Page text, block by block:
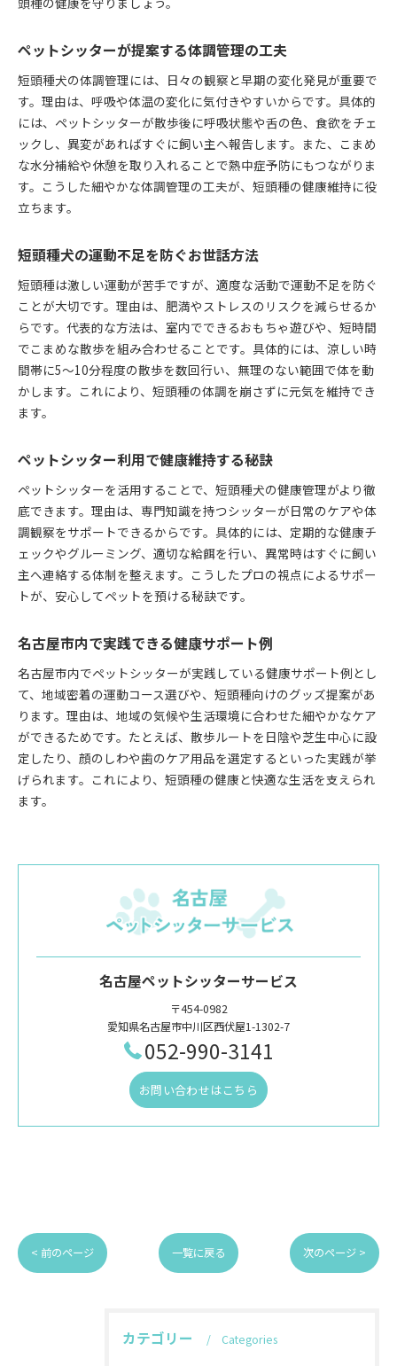
ペットシッターが提案する体調管理の工夫
短頭種犬の体調管理には、日々の観察と早期の変化発見が重要で
す。理由は、呼吸や体温の変化に気付きやすいからです。具体的
には、ペットシッターが散歩後に呼吸状態や舌の色、食欲をチェ
ックし、異変があればすぐに飼い主へ報告します。また、こまめ
な水分補給や休憩を取り入れることで熱中症予防にもつながりま
す。こうした細やかな体調管理の工夫が、短頭種の健康維持に役
立ちます。
短頭種犬の運動不足を防ぐお世話方法
短頭種は激しい運動が苦手ですが、適度な活動で運動不足を防ぐ
ことが大切です。理由は、肥満やストレスのリスクを減らせるか
らです。代表的な方法は、室内でできるおもちゃ遊びや、短時間
でこまめな散歩を組み合わせることです。具体的には、涼しい時
間帯に5～10分程度の散歩を数回行い、無理のない範囲で体を動
かします。これにより、短頭種の体調を崩さずに元気を維持でき
ます。
ペットシッター利用で健康維持する秘訣
ペットシッターを活用することで、短頭種犬の健康管理がより徹
底できます。理由は、専門知識を持つシッターが日常のケアや体
調観察をサポートできるからです。具体的には、定期的な健康チ
ェックやグルーミング、適切な給餌を行い、異常時はすぐに飼い
主へ連絡する体制を整えます。こうしたプロの視点によるサポー
トが、安心してペットを預ける秘訣です。
名古屋市内で実践できる健康サポート例
名古屋市内でペットシッターが実践している健康サポート例とし
て、地域密着の運動コース選びや、短頭種向けのグッズ提案があ
ります。理由は、地域の気候や生活環境に合わせた細やかなケア
ができるためです。たとえば、散歩ルートを日陰や芝生中心に設
定したり、顔のしわや歯のケア用品を選定するといった実践が挙
げられます。これにより、短頭種の健康と快適な生活を支えられ
ます。
名古屋ペットシッターサービス
〒454-0982
愛知県名古屋市中川区西伏屋1-1302-7
052-990-3141
お問い合わせはこちら
< 前のページ 一覧に戻る 次のページ >
カテゴリー Categories